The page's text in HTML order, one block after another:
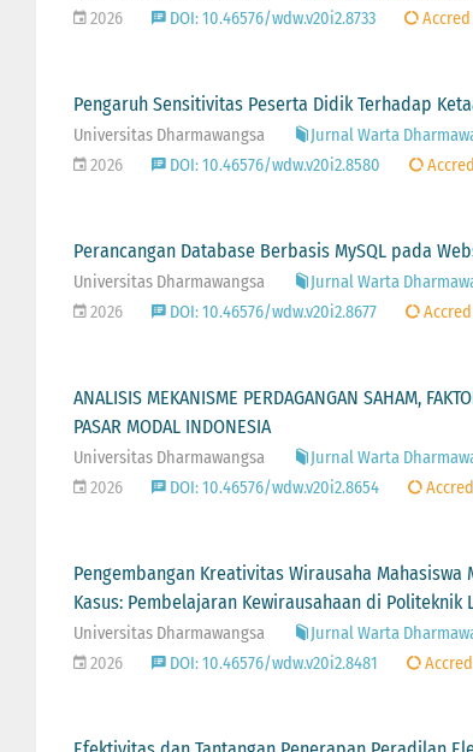
2026
DOI: 10.46576/wdw.v20i2.8733
Pengaruh Sensitivitas Peserta Didik Terhadap
Universitas Dharmawangsa
Jurnal Warta
2026
DOI: 10.46576/wdw.v20i2.8580
Perancangan Database Berbasis MySQL pada
Universitas Dharmawangsa
Jurnal Warta
2026
DOI: 10.46576/wdw.v20i2.8677
ANALISIS MEKANISME PERDAGANGAN SAHAM,
PASAR MODAL INDONESIA
Universitas Dharmawangsa
Jurnal Warta
2026
DOI: 10.46576/wdw.v20i2.8654
Pengembangan Kreativitas Wirausaha
Kasus: Pembelajaran Kewirausahaan di Politeknik
Universitas Dharmawangsa
Jurnal Warta
2026
DOI: 10.46576/wdw.v20i2.8481